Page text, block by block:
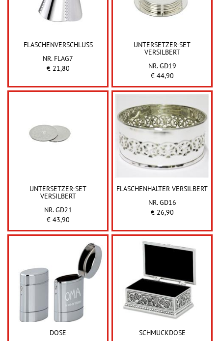
FLASCHENVERSCHLUSS
NR. FLAG7
€ 21,80
UNTERSETZER-SET
VERSILBERT
NR. GD19
€ 44,90
UNTERSETZER-SET
VERSILBERT
NR. GD21
€ 43,90
FLASCHENHALTER VERSILBERT
NR. GD16
€ 26,90
DOSE
SCHMUCKDOSE